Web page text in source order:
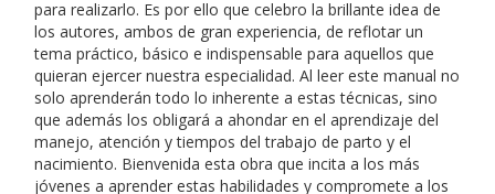
para realizarlo. Es por ello que celebro la brillante idea de
los autores, ambos de gran experiencia, de reflotar un
tema práctico, básico e indispensable para aquellos que
quieran ejercer nuestra especialidad. Al leer este manual no
solo aprenderán todo lo inherente a estas técnicas, sino
que además los obligará a ahondar en el aprendizaje del
manejo, atención y tiempos del trabajo de parto y el
nacimiento. Bienvenida esta obra que incita a los más
jóvenes a aprender estas habilidades y compromete a los